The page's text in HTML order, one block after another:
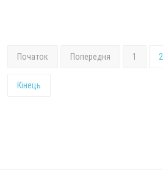
Початок Попередня 1 2
Кінець